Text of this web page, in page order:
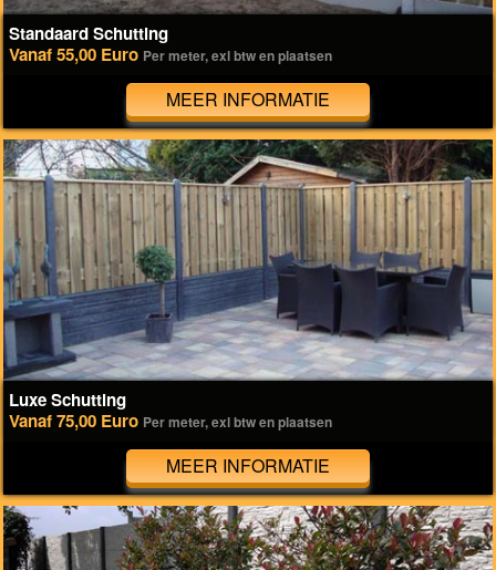
Standaard Schutting
Vanaf 55,00 Euro Per meter, exl btw en plaatsen
MEER INFORMATIE
Luxe Schutting
Vanaf 75,00 Euro Per meter, exl btw en plaatsen
MEER INFORMATIE